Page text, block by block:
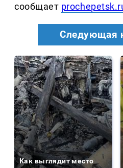
сообщает
Следующая
Как выглядит место